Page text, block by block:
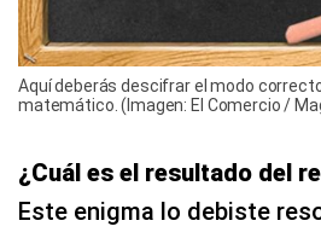
Aquí deberás descifrar el modo
matemático. (Imagen: El Comercio /
¿Cuál es el resultado del
Este enigma lo debiste